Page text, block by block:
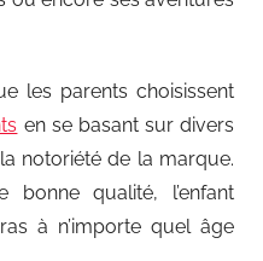
les parents choisissent
en se basant sur divers
notoriété de la marque.
qualité, l’enfant
à n’importe quel âge